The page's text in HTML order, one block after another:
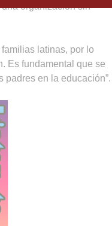
organización sin
latinas, por lo
Es fundamental que se
en la educación”.